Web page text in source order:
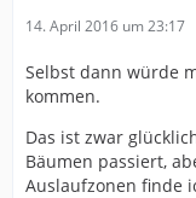
14. April 2016 um 23:17
Selbst dann würde
kommen.
Das ist zwar
Bäumen passiert,
Auslaufzonen finde